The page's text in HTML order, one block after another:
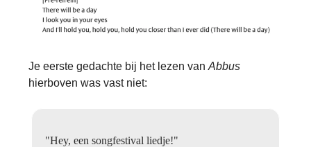
Je eerste gedachte bij het lezen van Abbus
hierboven was vast niet:
"Hey, een songfestival liedje!"